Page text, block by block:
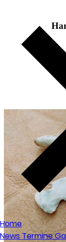
Home
NewsTermine